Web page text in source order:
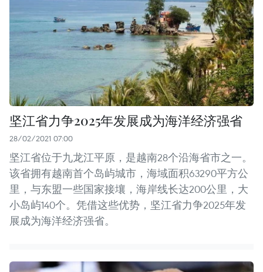
坚江省力争2025年发展成为海洋经济强省
28/02/2021 07:00
坚江省位于九龙江平原，是越南28个沿海省市之一。
该省拥有越南首个岛屿城市，海域面积63290平方公
里，与东盟一些国家接壤，海岸线长达200公里，大
小岛屿140个。凭借这些优势，坚江省力争2025年发
展成为海洋经济强省。